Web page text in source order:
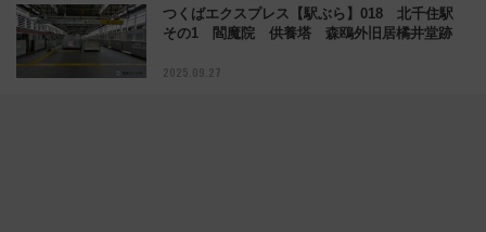
つくばエクスプレス【駅ぶら】018 北千住駅
その1 閻魔院 供養塔 森鴎外旧居橘井堂跡
2025.09.27